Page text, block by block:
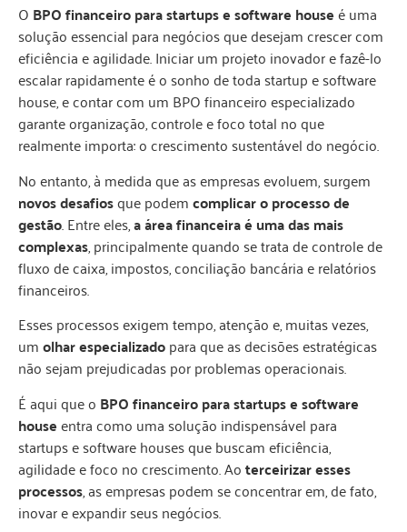
O BPO financeiro para startups e software houseé uma
solução essencial para negócios que desejam crescer com
eficiência e agilidade. Iniciar um projeto inovador e fazê-lo
escalar rapidamente é o sonho de toda startup e software
house, e contar com um BPO financeiro especializado
garante organização, controle e foco total no que
realmente importa: o crescimento sustentável do negócio.
No entanto, à medida que as empresas evoluem, surgem
novos desafiosque podemcomplicar o processo de
gestão. Entre eles,a área financeira é uma das mais
complexas, principalmente quando se trata de controle de
fluxo de caixa, impostos, conciliação bancária e relatórios
financeiros.
Esses processos exigem tempo, atenção e, muitas vezes,
umolhar especializadopara que as decisões estratégicas
não sejam prejudicadas por problemas operacionais.
É aqui que o BPO financeiro para startups e software
houseentra como uma solução indispensável para
startups e software houses que buscam eficiência,
agilidade e foco no crescimento. Aoterceirizar esses
processos, as empresas podem se concentrar em, de fato,
inovar e expandir seus negócios.